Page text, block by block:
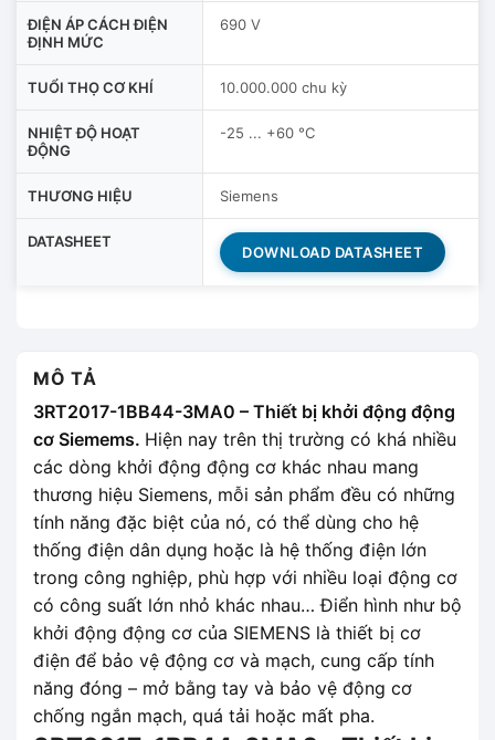
ĐIỆN ÁP CÁCH ĐIỆN
ĐỊNH MỨC
690 V
TUỔI THỌ CƠ KHÍ 10.000.000 chu kỳ
NHIỆT ĐỘ HOẠT
ĐỘNG
-25 ... +60 °C
THƯƠNG HIỆU Siemens
DATASHEET
DOWNLOAD DATASHEET
MÔ TẢ
3RT2017-1BB44-3MA0 – Thiết bị khởi động động
cơ Siemems. Hiện nay trên thị trường có khá nhiều
các dòng khởi động động cơ khác nhau mang
thương hiệu Siemens, mỗi sản phẩm đều có những
tính năng đặc biệt của nó, có thể dùng cho hệ
thống điện dân dụng hoặc là hệ thống điện lớn
trong công nghiệp, phù hợp với nhiều loại động cơ
có công suất lớn nhỏ khác nhau… Điển hình như bộ
khởi động động cơ của SIEMENS là thiết bị cơ
điện để bảo vệ động cơ và mạch, cung cấp tính
năng đóng – mở bằng tay và bảo vệ động cơ
chống ngắn mạch, quá tải hoặc mất pha.